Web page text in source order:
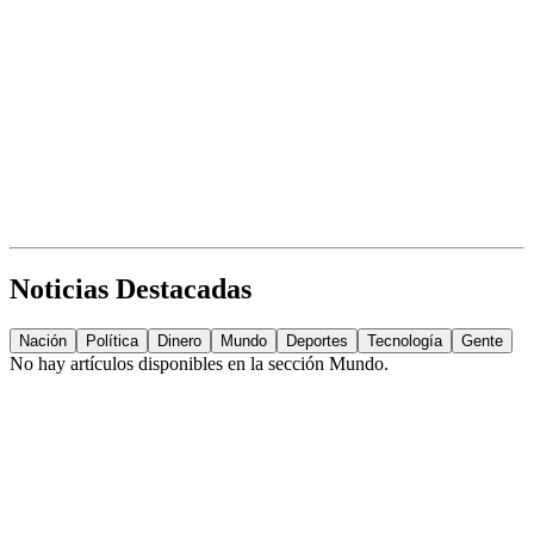
Noticias Destacadas
Nación Política Dinero Mundo Deportes Tecnología Gente
No hay artículos disponibles en la sección Mundo.